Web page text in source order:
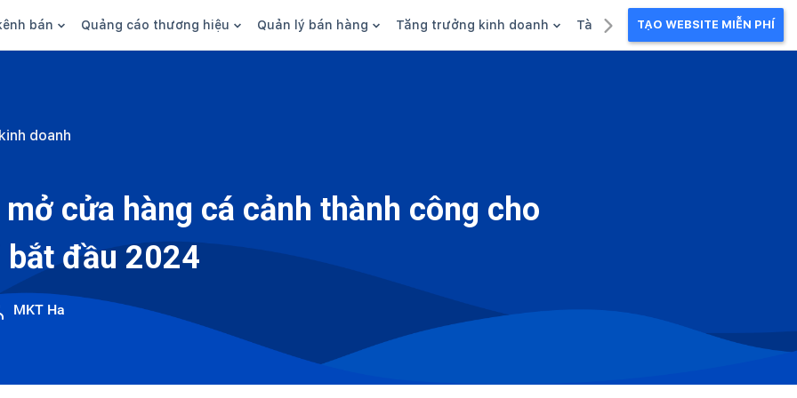
bán
social
sàn
Quảng cáo thương hiệu
Thương hiệu/Brand
Quản lý bán hàng
Tài chính
Nhân viên
Tăng trưởng kinh doanh Tài liệu kinh doanhTẠO WEBSITE MIỄN PHÍ
doanh
mở cửa hàng cá cảnh thành công cho
đầu 2024
MKT Ha